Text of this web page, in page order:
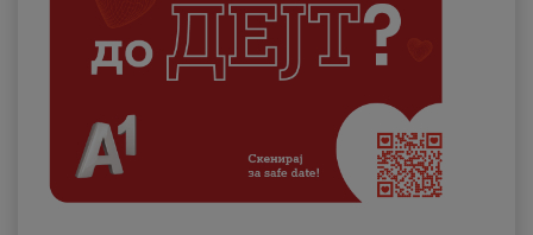
Деловни
Поддршка
Надополни кредит
Плати сметка